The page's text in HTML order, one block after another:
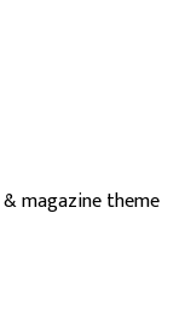
magazine theme